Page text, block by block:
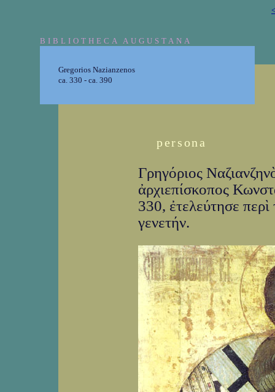
BIBLIOTHECA AUGUSTANA
Gregorios Nazianzenos
ca. 330 - ca. 390
persona
Γρηγόριος
ἀρχιεπίσκοπος
330, ἐτελεύτησε
γενετήν.